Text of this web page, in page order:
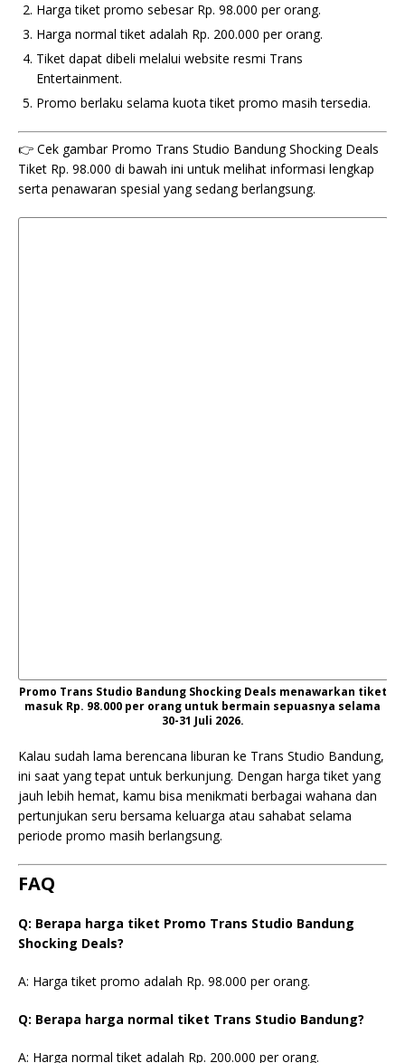
Harga tiket promo sebesar Rp. 98.000 per orang.
Harga normal tiket adalah Rp. 200.000 per orang.
Tiket dapat dibeli melalui website resmi Trans
Entertainment.
Promo berlaku selama kuota tiket promo masih tersedia.
👉 Cek gambar Promo Trans Studio Bandung Shocking Deals
Tiket Rp. 98.000 di bawah ini untuk melihat informasi lengkap
serta penawaran spesial yang sedang berlangsung.
Promo Trans Studio Bandung Shocking Deals menawarkan tiket
masuk Rp. 98.000 per orang untuk bermain sepuasnya selama
30-31 Juli 2026.
Kalau sudah lama berencana liburan ke Trans Studio Bandung,
ini saat yang tepat untuk berkunjung. Dengan harga tiket yang
jauh lebih hemat, kamu bisa menikmati berbagai wahana dan
pertunjukan seru bersama keluarga atau sahabat selama
periode promo masih berlangsung.
FAQ
Q: Berapa harga tiket Promo Trans Studio Bandung
Shocking Deals?
A: Harga tiket promo adalah Rp. 98.000 per orang.
Q: Berapa harga normal tiket Trans Studio Bandung?
A: Harga normal tiket adalah Rp. 200.000 per orang.